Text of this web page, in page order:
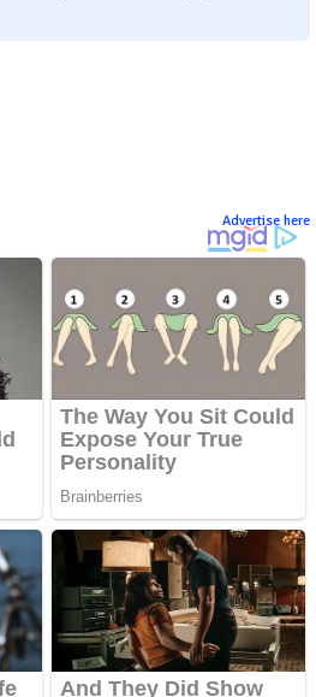
Advertise here